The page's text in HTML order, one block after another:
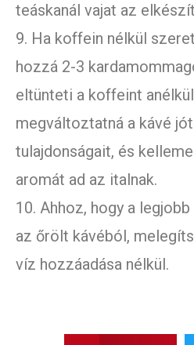
teáskanál vajat az
9. Ha koffein nélkül
hozzá 2-3
eltünteti a koffeint
megváltoztatná a kávé
tulajdonságait, és
aromát ad az italnak.
10. Ahhoz, hogy a
az őrölt kávéból,
víz hozzáadása nélkül.